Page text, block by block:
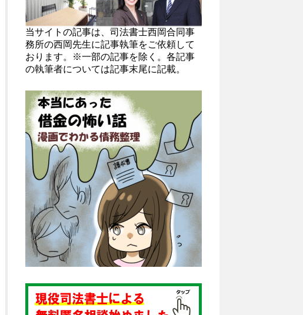
当サイトの記事は、司法書士西岡合同事
務所の西岡先生に記事執筆をご依頼して
おります。※一部の記事を除く。各記事
の執筆者については記事末尾に記載。